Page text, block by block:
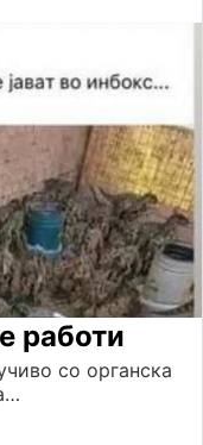
работи
со органска